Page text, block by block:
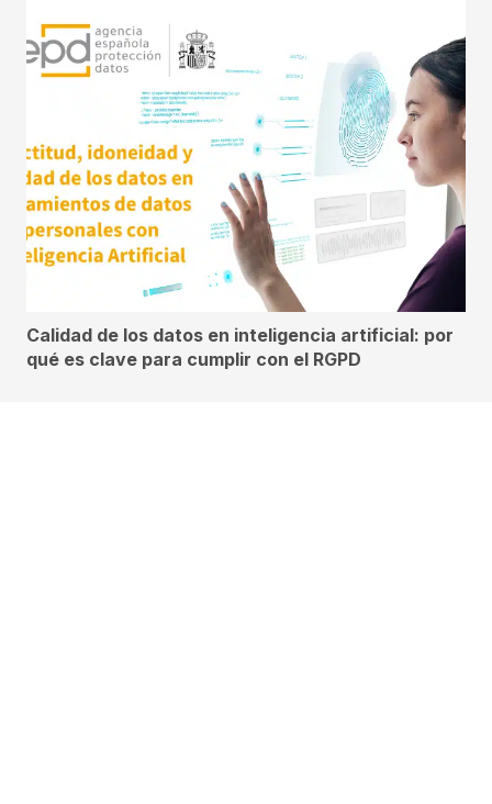
Calidad de los datos en inteligencia artificial: por
qué es clave para cumplir con el RGPD